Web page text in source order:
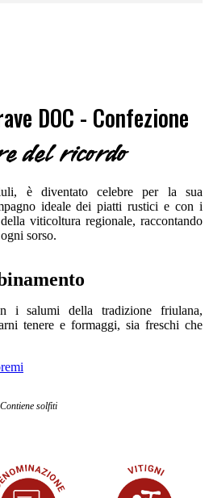
DOC - Confezione
del ricordo
è diventato celebre per la sua
ideale dei piatti rustici e con i
viticoltura regionale, raccontando
sorso.
i salumi della tradizione friulana,
tenere e formaggi, sia freschi che
Contiene solfiti